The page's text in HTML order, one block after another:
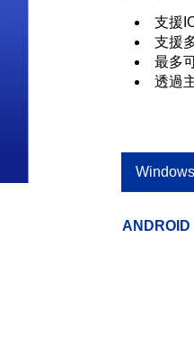
支援
支援
最多
透過
ANDROID